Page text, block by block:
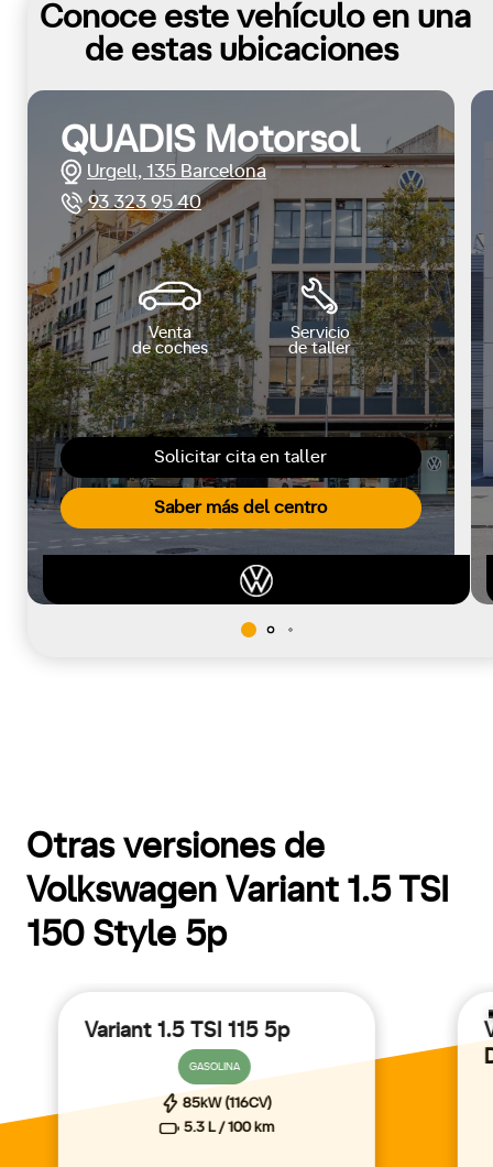
Conoce este vehículo en una
de estas ubicaciones
Solicitar cita en taller
Saber más del centro
QUADIS Motorsol
Urgell, 135 Barcelona
93 323 95 40
Venta
de coches
Servicio
de taller
Otras versiones de
Volkswagen Variant 1.5 TSI
150 Style 5p
Variant 1.5 TSI 115 5p
GASOLINA
85kW (116CV)
5.3 L / 100 km